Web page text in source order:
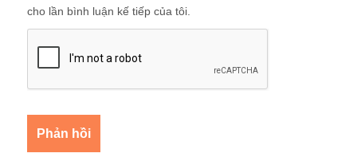
cho lần bình luận kế tiếp của tôi.